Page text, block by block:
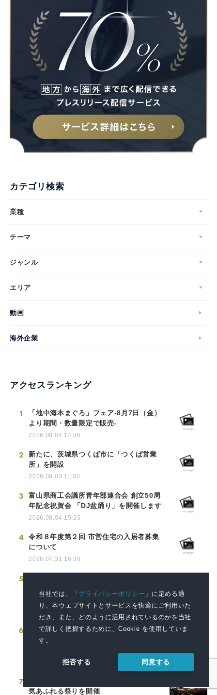
当社では、「プライバシーポリシー 」に定める通
り、本ウェブサイトとサービスを快適にご利用いた
だき、また、どのように活用されているのかを当社
で詳しく把握するために、Cookie を使用していま
す。
拒否する 同意する
カテゴリ検索
業種
テーマ
ジャンル
エリア
動画
海外企業
アクセスランキング
1
「地中海本まぐろ」フェア-8月7日（金）
より期間・数量限定で販売-
2026.08.04 14:00
2
新たに、茨城県つくば市に「つくば営業
所」を開設
2026.08.03 11:00
3
富山県商工会議所青年部連合会 創立50周
年記念祝賀会 「DJ盆踊り」を開催します
2026.08.04 15:25
4
令和８年度第２回 市営住宅の入居者募集
について
2026.07.31 16:30
5
の夏旅
2026.08.04 11:00
6
【大好評】サブウェイ×「はぴだんぶい」
店頭キャンペーン 『はぴサブサマー！』
2026.07.31 11:00
7
気あふれる祭りを開催